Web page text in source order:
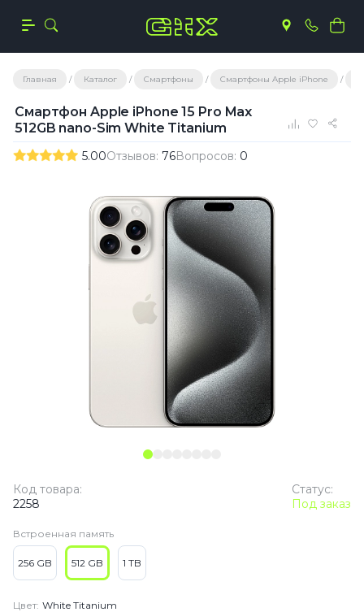
Главная Каталог Смартфоны Смартфоны Apple iPhone
Смартфон Apple iPhone 15 Pro Max
512GB nano-Sim White Titanium
5.00Отзывов: 76Вопросов: 0
Статус:
Под заказ
Код товара:
2258
Встроенная память
256 GB 512 GB 1 TB
Цвет: White Titanium